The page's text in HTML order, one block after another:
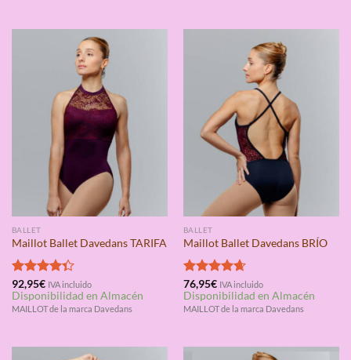
BALLET
Maillot Ballet Davedans TARIFA
Valorado
con4.33
de 5
92,95€ IVA incluido
Disponibilidad en Almacén
MAILLOT de la marca Davedans
BALLET
Maillot Ballet Davedans BRÍO
Valorado
con4.67
de 5
76,95€ IVA incluido
Disponibilidad en Almacén
MAILLOT de la marca Davedans